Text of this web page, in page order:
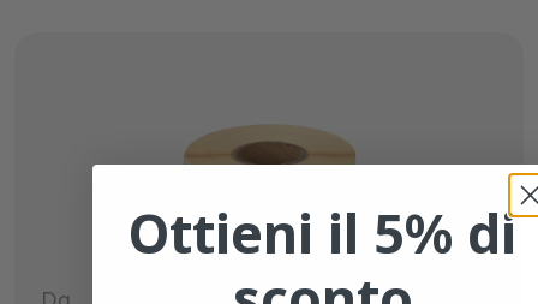
Ottieni il 5% di